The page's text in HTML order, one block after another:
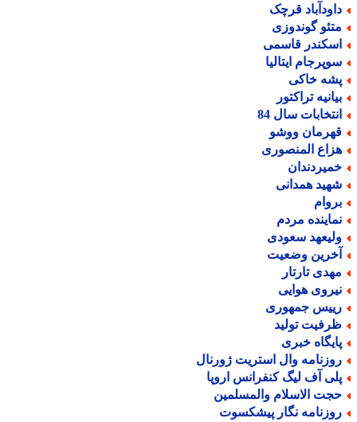
قرچک
گوندوزی
قاسمی
ایتالیا
خاکی
تراکتور
سال 84
ووشو
المنصوری
همدانی
مردم
سعودی
وضعیت
تارتار
هوایی
جمهوری
تولید
خبری
وال استریت ژورنال
آف لیگ کنفرانس اروپا
الاسلام والمسلمین
نگار پیشکسوت